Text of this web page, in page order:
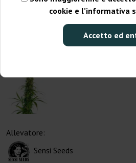
cookie e l’informativa
Accetto ed
Allevatore:
Sensi Seeds